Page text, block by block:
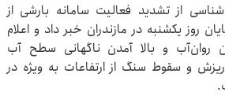
از تشدید فعالیت سامانه بارشی از
روز یکشنبه در مازندران خبر داد و اعلام‌
روان‌آب و بالا آمدن ناگهانی سطح آب
و سقوط سنگ از ارتفاعات به ویژه در